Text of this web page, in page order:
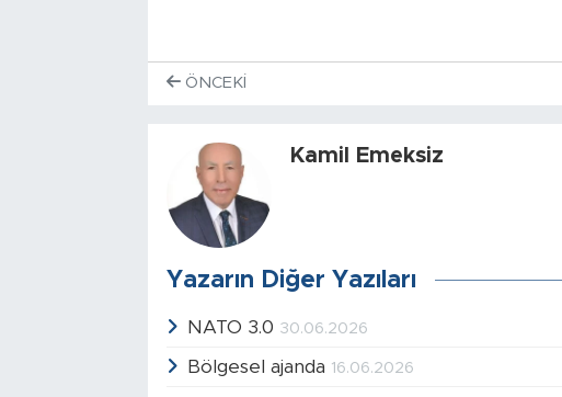
ÖNCEKI
Kamil Emeksiz
Yazarın Diğer Yazıları
NATO 3.0 30.06.2026
Bölgesel ajanda 16.06.2026